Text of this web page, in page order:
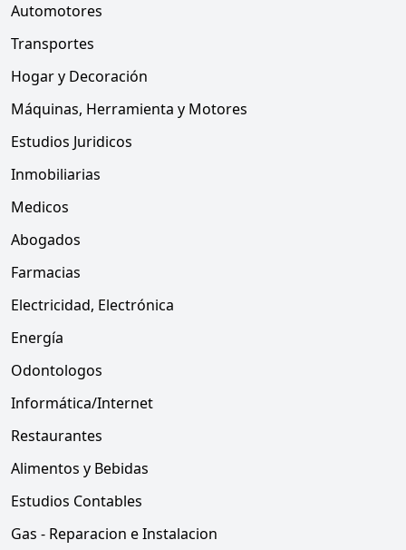
Automotores
Transportes
Hogar y Decoración
Máquinas, Herramienta y Motores
Estudios Juridicos
Inmobiliarias
Medicos
Abogados
Farmacias
Electricidad, Electrónica
Energía
Odontologos
Informática/Internet
Restaurantes
Alimentos y Bebidas
Estudios Contables
Gas - Reparacion e Instalacion